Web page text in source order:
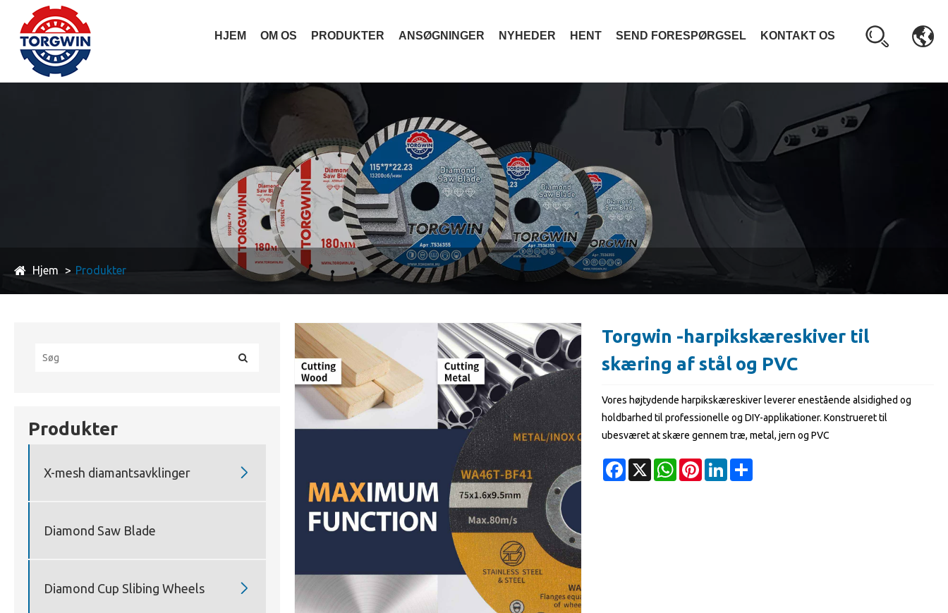
HJEM OM OS PRODUKTER ANSØGNINGER NYHEDER HENT SEND FORESPØRGSEL KONTAKT OS
Hjem Produkter
Produkter
X-mesh diamantsavklinger 
Diamond Saw Blade
Diamond Cup Slibing Wheels 
Torgwin -harpikskæreskiver til
skæring af stål og PVC
Vores højtydende harpikskæreskiver leverer enestående alsidighed og
holdbarhed til professionelle og DIY-applikationer. Konstrueret til
ubesværet at skære gennem træ, metal, jern og PVC
Facebook
X WhatsAppPinterestLinkedInShare